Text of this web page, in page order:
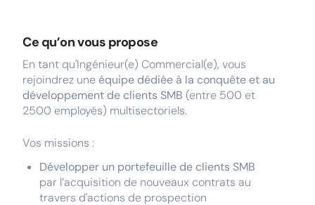
Ce qu’on vous propose
En tant qu'Ingénieur(e) Commercial(e), vous
rejoindrez une équipe dédiée à la conquête et au
développement de clients SMB (entre 500 et
2500 employés) multisectoriels.
Vos missions :
Développer un portefeuille de clients SMB
par l’acquisition de nouveaux contrats au
travers d'actions de prospection